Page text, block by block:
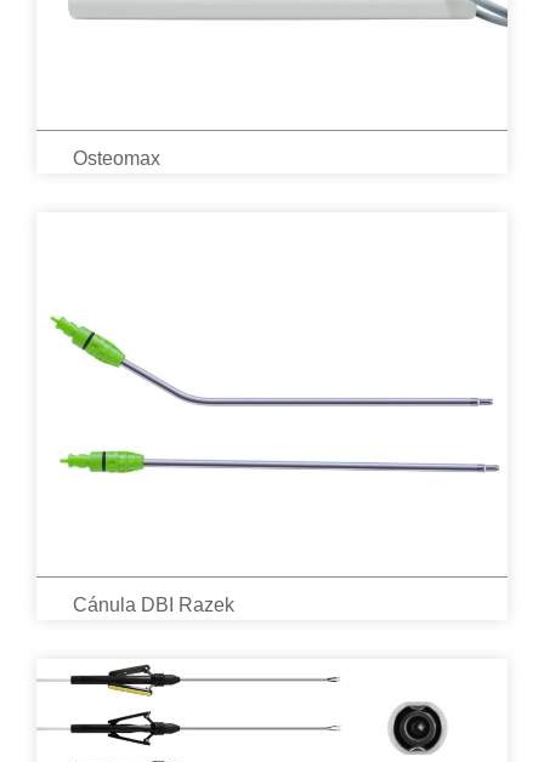
Osteomax
Cánula DBI Razek